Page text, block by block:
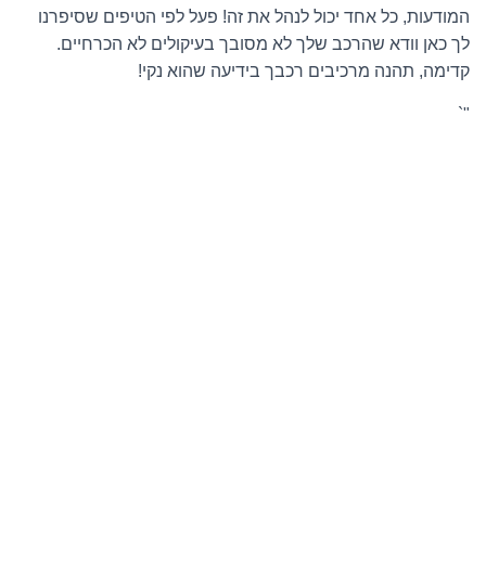
המודעות, כל אחד יכול לנהל את זה! פעל לפי הטיפים שסיפרנו
לך כאן וודא שהרכב שלך לא מסובך בעיקולים לא הכרחיים.
קדימה, תהנה מרכיבים רכבך בידיעה שהוא נקי!
"`